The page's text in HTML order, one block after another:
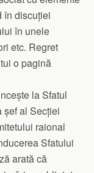
în discuției
în unele
etc. Regret
o pagină
la Sfatul
șef al Secției
raional
Sfatului
arată că